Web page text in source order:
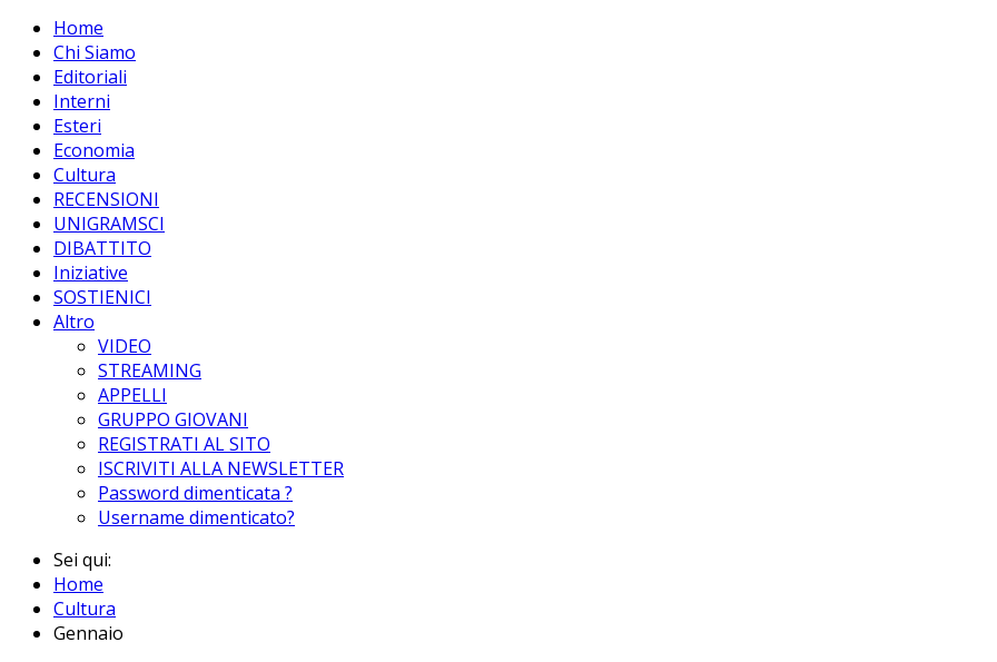
Home
Chi Siamo
Editoriali
Interni
Esteri
Economia
Cultura
RECENSIONI
UNIGRAMSCI
DIBATTITO
Iniziative
SOSTIENICI
Altro
VIDEO
STREAMING
APPELLI
GRUPPO GIOVANI
REGISTRATI AL SITO
ISCRIVITI ALLA NEWSLETTER
Password dimenticata ?
Username dimenticato?
Sei qui:
Home
Cultura
Gennaio